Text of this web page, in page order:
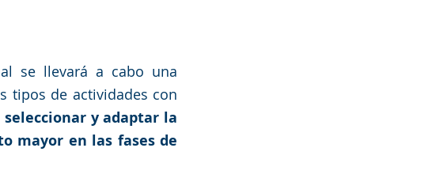
se llevará a cabo una
tipos de actividades con
y adaptar la
mayor en las fases de